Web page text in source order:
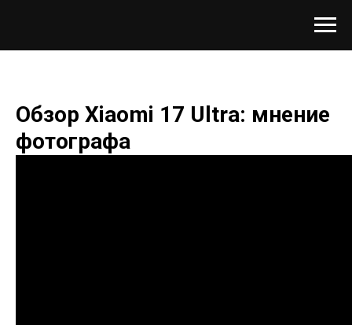
Обзор Xiaomi 17 Ultra: мнение
фотографа